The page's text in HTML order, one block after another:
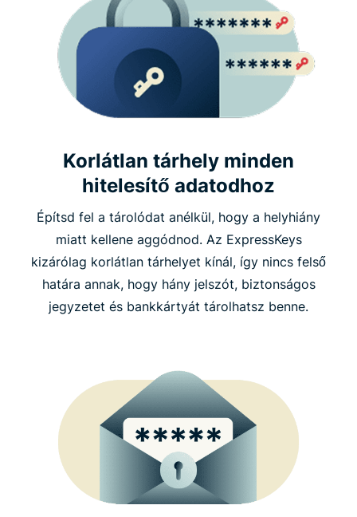
Korlátlan tárhely minden
hitelesítő adatodhoz
Építsd fel a tárolódat anélkül, hogy a helyhiány
miatt kellene aggódnod. Az ExpressKeys
kizárólag korlátlan tárhelyet kínál, így nincs felső
határa annak, hogy hány jelszót, biztonságos
jegyzetet és bankkártyát tárolhatsz benne.